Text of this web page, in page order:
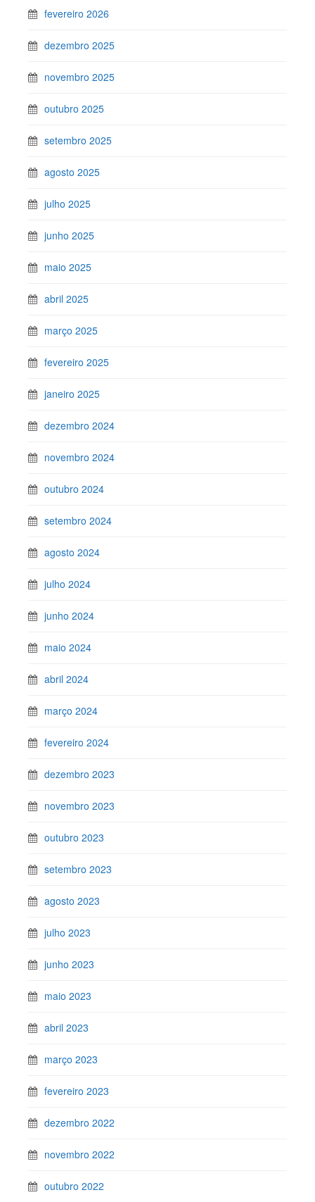
fevereiro 2026
dezembro 2025
novembro 2025
outubro 2025
setembro 2025
agosto 2025
julho 2025
junho 2025
maio 2025
abril 2025
março 2025
fevereiro 2025
janeiro 2025
dezembro 2024
novembro 2024
outubro 2024
setembro 2024
agosto 2024
julho 2024
junho 2024
maio 2024
abril 2024
março 2024
fevereiro 2024
dezembro 2023
novembro 2023
outubro 2023
setembro 2023
agosto 2023
julho 2023
junho 2023
maio 2023
abril 2023
março 2023
fevereiro 2023
dezembro 2022
novembro 2022
outubro 2022